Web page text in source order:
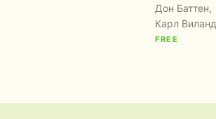
Дон Баттен,
Карл Виланд
FREE